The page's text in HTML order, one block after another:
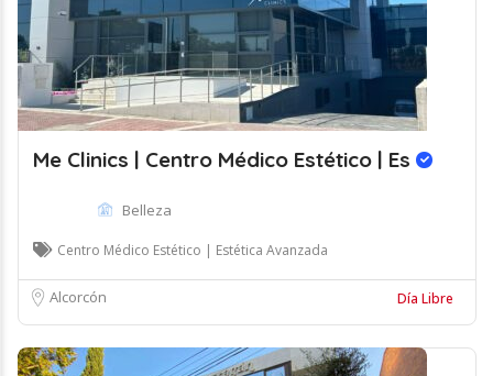
Me Clinics | Centro Médico Estético | Es
Belleza
Centro Médico Estético | Estética Avanzada
Alcorcón Día Libre